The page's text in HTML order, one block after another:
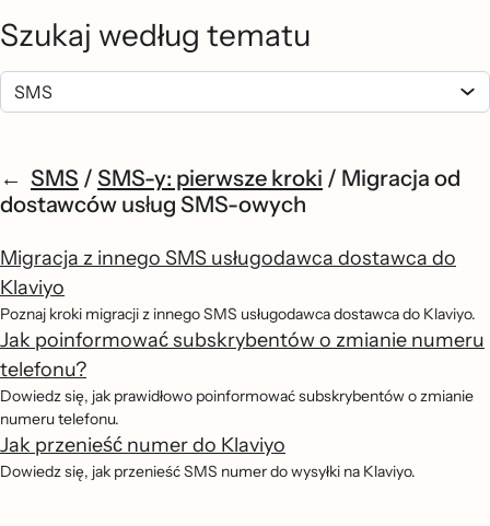
Szukaj według tematu
SMS / SMS-y: pierwsze kroki / Migracja od
dostawców usług SMS-owych
Migracja z innego SMS usługodawca dostawca do
Klaviyo
Poznaj kroki migracji z innego SMS usługodawca dostawca do Klaviyo.
Jak poinformować subskrybentów o zmianie numeru
telefonu?
Dowiedz się, jak prawidłowo poinformować subskrybentów o zmianie
numeru telefonu.
Jak przenieść numer do Klaviyo
Dowiedz się, jak przenieść SMS numer do wysyłki na Klaviyo.